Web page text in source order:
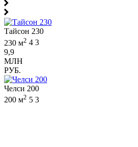
Тайсон 230
230 м2 4 3
9,9
МЛН
РУБ.
Челси 200
200 м2 5 3